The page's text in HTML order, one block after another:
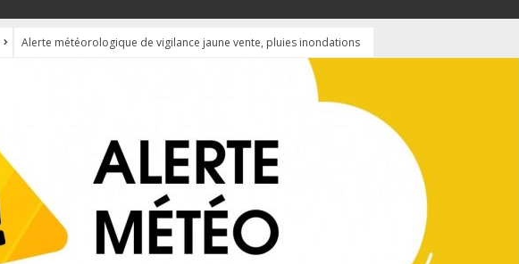
Alerte météorologique de vigilance jaune vente, pluies inondations